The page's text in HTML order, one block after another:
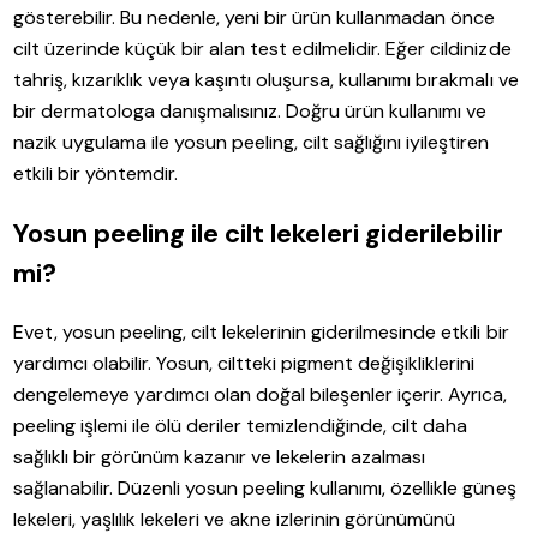
gösterebilir. Bu nedenle, yeni bir ürün kullanmadan önce
cilt üzerinde küçük bir alan test edilmelidir. Eğer cildinizde
tahriş, kızarıklık veya kaşıntı oluşursa, kullanımı bırakmalı ve
bir dermatologa danışmalısınız. Doğru ürün kullanımı ve
nazik uygulama ile yosun peeling, cilt sağlığını iyileştiren
etkili bir yöntemdir.
Yosun peeling ile cilt lekeleri giderilebilir
mi?
Evet, yosun peeling, cilt lekelerinin giderilmesinde etkili bir
yardımcı olabilir. Yosun, ciltteki pigment değişikliklerini
dengelemeye yardımcı olan doğal bileşenler içerir. Ayrıca,
peeling işlemi ile ölü deriler temizlendiğinde, cilt daha
sağlıklı bir görünüm kazanır ve lekelerin azalması
sağlanabilir. Düzenli yosun peeling kullanımı, özellikle güneş
lekeleri, yaşlılık lekeleri ve akne izlerinin görünümünü